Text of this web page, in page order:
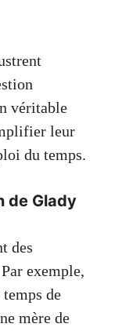
véritable
leur
du temps.
de Glady
des
exemple,
de
mère de